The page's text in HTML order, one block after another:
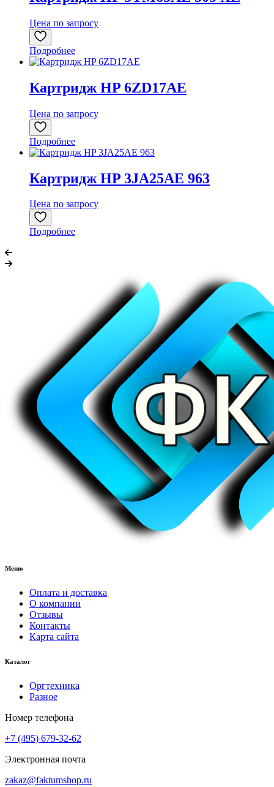
Цена по запросу
Подробнее
Картридж HP 6ZD17AE
Цена по запросу
Подробнее
Картридж HP 3JA25AE 963
Цена по запросу
Подробнее
Меню
Оплата и доставка
О компании
Отзывы
Контакты
Карта сайта
Каталог
Оргтехника
Разное
Номер телефона
+7 (495) 679-32-62
Электронная почта
zakaz@faktumshop.ru